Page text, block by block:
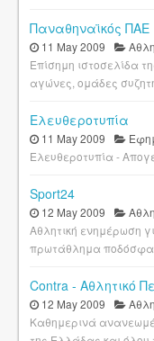
Παναθηναϊκός ΠΑΕ
11 May 2009
Επίσημη ιστοσελίδα
αγώνες, ομάδες
Ελευθεροτυπία
11 May 2009
Ελευθεροτυπία -
Sport24
12 May 2009
Αθλητική ενημέρωση
πρωτάθλημα
Contra - Αθλητικό
12 May 2009
Καθημερινά